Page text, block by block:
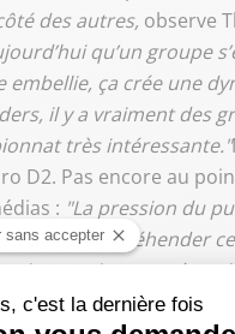
des autres, observe
qu’un groupe
ça crée une
il y a vraiment des
très intéressante."
D2. Pas encore au
: "La pression du
et appréhender
ne vient pas des
remonter tout de suite."